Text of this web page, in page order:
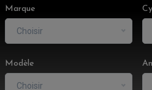
Marque
Choisir
Modèle
Choisir